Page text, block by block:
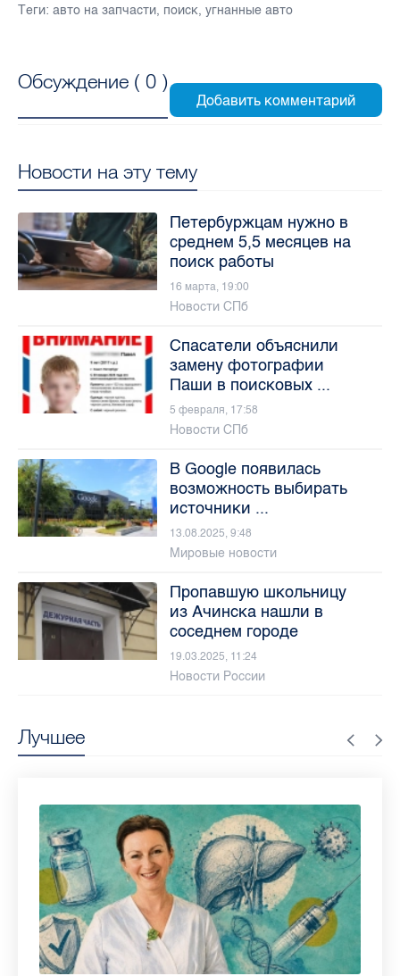
Теги: авто на запчасти, поиск, угнанные авто
Обсуждение ( 0 )
Новости на эту тему
Петербуржцам нужно в
среднем 5,5 месяцев на
поиск работы
16 марта, 19:00
Новости СПб
Спасатели объяснили
замену фотографии
Паши в поисковых ...
5 февраля, 17:58
Новости СПб
В Google появилась
возможность выбирать
источники ...
13.08.2025, 9:48
Мировые новости
Пропавшую школьницу
из Ачинска нашли в
соседнем городе
19.03.2025, 11:24
Новости России
Лучшее